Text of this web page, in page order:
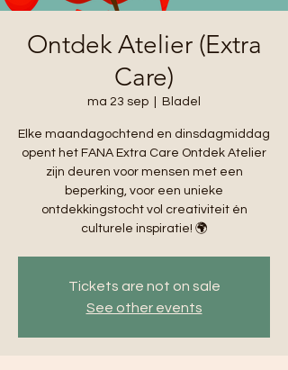
Ontdek Atelier (Extra
Care)
ma 23 sep Bladel
Elke maandagochtend en dinsdagmiddag
opent het FANA Extra Care Ontdek Atelier
zijn deuren voor mensen met een
beperking, voor een unieke
ontdekkingstocht vol creativiteit én
culturele inspiratie! 🌍
Tickets are not on sale
See other events